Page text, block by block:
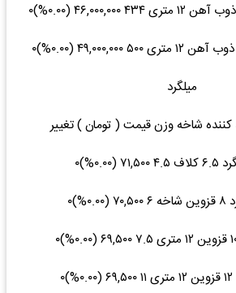
میلگرد
کننده شاخه وزن قیمت ( تومان ) تغییر